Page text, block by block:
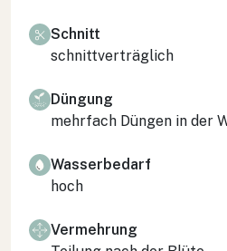
Schnitt
schnittverträglich
Düngung
mehrfach Düngen in der
Wasserbedarf
hoch
Vermehrung